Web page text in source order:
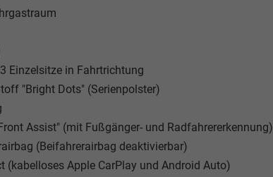
Einzelsitze in Fahrtrichtung
"Bright Dots" (Serienpolster)
Assist" (mit Fußgänger- und Radfahrererkennung)
(Beifahrerairbag deaktivierbar)
(kabelloses Apple CarPlay und Android Auto)